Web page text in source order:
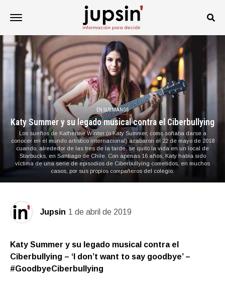
EN SUS MANOS
Katy Summer y su legado musical contra el Ciberbullying
Los sueños de Katherine Winter (o Katy Summer, como soñaba darse a
conocer en el mundo artístico internacional) acabaron el 22 de mayo de 2018
cuando, alrededor de las tres de la tarde, se quitó la vida en un local de
Starbucks, en Santiago de Chile. Con apenas 16 años, Katy había sido
víctima de una serie de episodios de Ciberbullying cometidos, en muchos
casos, por sus propios compañeros del colegio.
Jupsin 1 de abril de 2019
Katy Summer y su legado musical contra el
Ciberbullying – ‘I don’t want to say goodbye’ –
#GoodbyeCiberbullying